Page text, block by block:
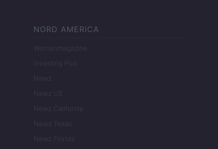
NORD AMERICA
Womanmagazine
Investing Plus
Newz
Newz US
Newz California
Newz Texas
Newz Florida